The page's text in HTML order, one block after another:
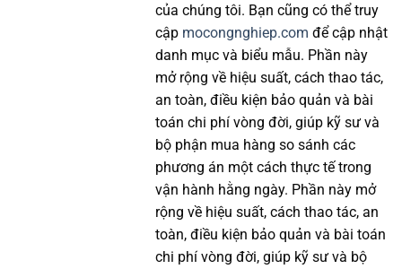
của chúng tôi. Bạn cũng có thể truy
cập mocongnghiep.com để cập nhật
danh mục và biểu mẫu. Phần này
mở rộng về hiệu suất, cách thao tác,
an toàn, điều kiện bảo quản và bài
toán chi phí vòng đời, giúp kỹ sư và
bộ phận mua hàng so sánh các
phương án một cách thực tế trong
vận hành hằng ngày. Phần này mở
rộng về hiệu suất, cách thao tác, an
toàn, điều kiện bảo quản và bài toán
chi phí vòng đời, giúp kỹ sư và bộ